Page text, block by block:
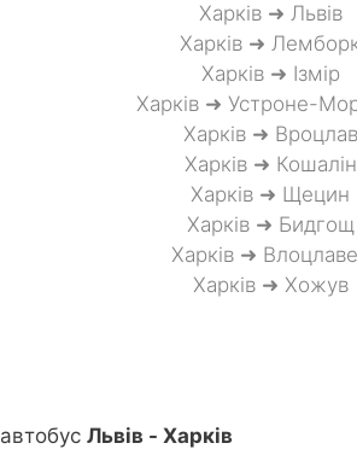
Харків ➜ Львів
Харків ➜
Харків ➜ Ізмір
Харків ➜ Устроне-
Харків ➜ Вроцлав
Харків ➜ Кошалін
Харків ➜ Щецин
Харків ➜ Бидгощ
Харків ➜
Харків ➜ Хожув
автобус Львів - Харків